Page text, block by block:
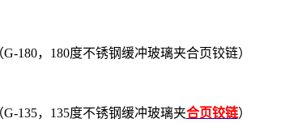
G-180，180度不锈钢缓冲玻璃夹合页铰链）
G-135，135度不锈钢缓冲玻璃夹合页铰链）